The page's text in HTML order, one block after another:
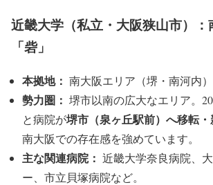
近畿大学（私立・大阪狭山市）：
「砦」
本拠地： 南大阪エリア（堺・南河内）
勢力圏： 堺市以南の広大なエリア。
と病院が堺市（泉ヶ丘駅前）へ移転
南大阪での存在感を強めています。
主な関連病院： 近畿大学奈良病院、
ー、市立貝塚病院など。